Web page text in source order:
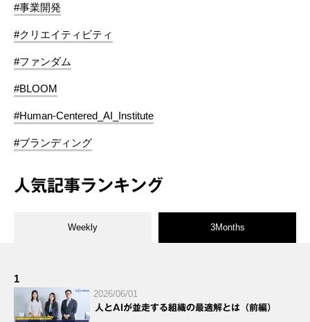
#事業開発
#クリエイティビティ
#ファンダム
#BLOOM
#Human-Centered_AI_Institute
#ブランディング
人気記事ランキング
Weekly 3Months
1
2026/06/01
人とAIが並走する組織の最適解とは（前編）